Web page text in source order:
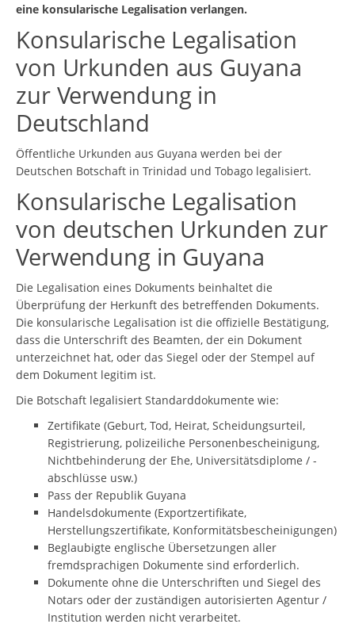
eine konsularische Legalisation verlangen.
Konsularische Legalisation
von Urkunden aus Guyana
zur Verwendung in
Deutschland
Öffentliche Urkunden aus Guyana werden bei der
Deutschen Botschaft in Trinidad und Tobago legalisiert.
Konsularische Legalisation
von deutschen Urkunden zur
Verwendung in Guyana
Die Legalisation eines Dokuments beinhaltet die
Überprüfung der Herkunft des betreffenden Dokuments.
Die konsularische Legalisation ist die offizielle Bestätigung,
dass die Unterschrift des Beamten, der ein Dokument
unterzeichnet hat, oder das Siegel oder der Stempel auf
dem Dokument legitim ist.
Die Botschaft legalisiert Standarddokumente wie:
Zertifikate (Geburt, Tod, Heirat, Scheidungsurteil,
Registrierung, polizeiliche Personenbescheinigung,
Nichtbehinderung der Ehe, Universitätsdiplome / -
abschlüsse usw.)
Pass der Republik Guyana
Handelsdokumente (Exportzertifikate,
Herstellungszertifikate, Konformitätsbescheinigungen)
Beglaubigte englische Übersetzungen aller
fremdsprachigen Dokumente sind erforderlich.
Dokumente ohne die Unterschriften und Siegel des
Notars oder der zuständigen autorisierten Agentur /
Institution werden nicht verarbeitet.